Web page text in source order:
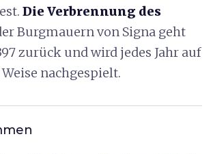
Die Verbrennung des
Burgmauern von Signa geht
zurück und wird jedes Jahr auf
nachgespielt.